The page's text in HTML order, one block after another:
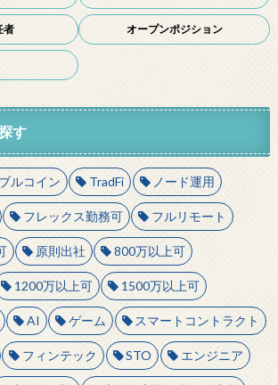
者 オープンポジション
す
ルコイン TradFi ノード運用
フレックス勤務可 フルリモート
原則出社 800万以上可
1200万以上可 1500万以上可
AI ゲーム スマートコントラクト
フィンテック STO エンジニア